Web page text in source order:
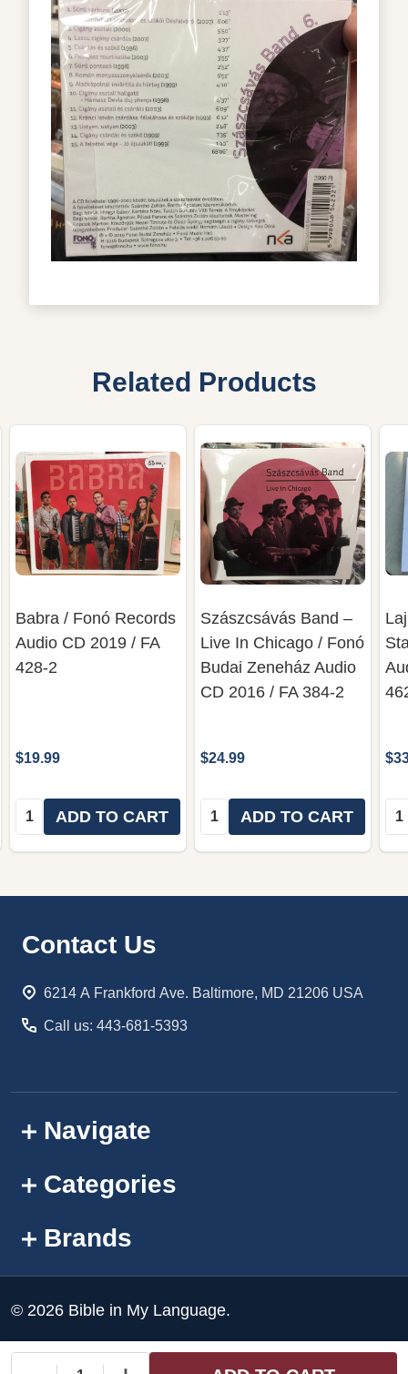
Related Products
Babra / Fonó Records
Audio CD 2019 / FA
428-2
$19.99
Quantity:ADD TO CART
Szászcsávás Band ‎–
Live In Chicago / Fonó
Budai Zeneház ‎Audio
CD 2016 / FA 384-2
$24.99
Quantity:ADD TO CART
Footer
Contact Us
6214 A Frankford Ave. Baltimore, MD 21206 USA
Call us: 443-681-5393
Navigate
Categories
Brands
© 2026 Bible in My Language.